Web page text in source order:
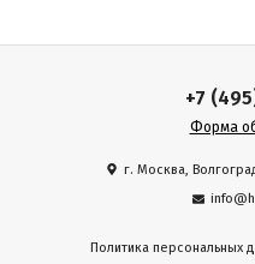
+7
Форма
г. Москва,
Политика персональных